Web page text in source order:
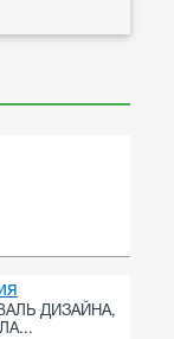
ДИЗАЙНА,